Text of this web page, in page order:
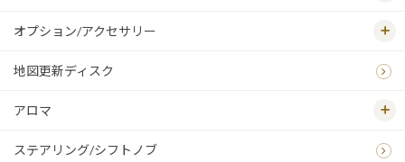
オプション/アクセサリー
地図更新ディスク
アロマ
ステアリング/シフトノブ